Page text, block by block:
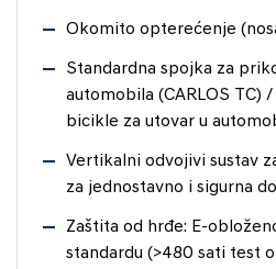
Okomito opterećenje
Standardna spojka za
automobila (CARLOS TC)
bicikle za utovar u
Vertikalni odvojivi sustav
za jednostavno i sigurna
Zaštita od hrđe: E-
standardu (>480 sati test